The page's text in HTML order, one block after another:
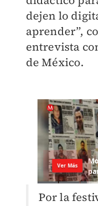
dejen lo
aprender”,
entrevista
de México.
Por la